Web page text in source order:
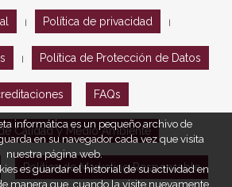
Política de privacidad
Política de Protección de Datos
FAQs
Calidad y Medio Ambiente
Política de Marketing Responsable
informática es un pequeño archivo de
en su navegador cada vez que visita
nuestra página web.
es guardar el historial de su actividad en
manera que, cuando la visite nuevamente,